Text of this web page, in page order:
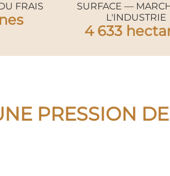
FRAIS
SURFACE —
L'INDUSTRIE
4 633
PRESSION